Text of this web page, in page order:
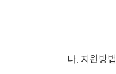
나. 지원방법